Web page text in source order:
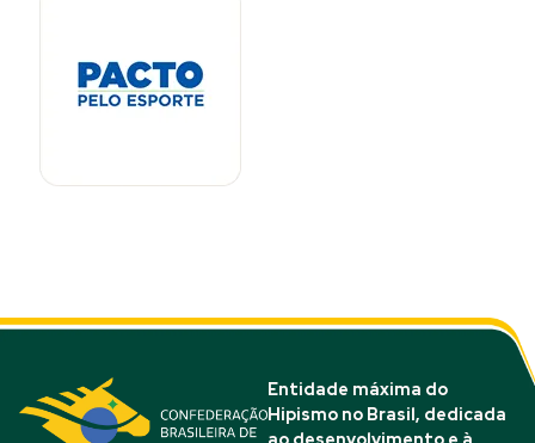
Entidade máxima do
Hipismo no Brasil, dedicada